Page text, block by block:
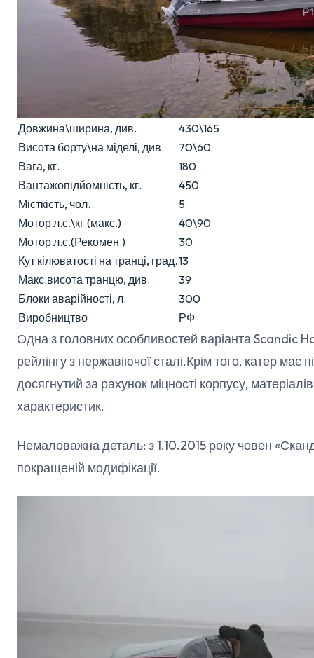
Довжина\ширина, див.
430\165
Висота борту\на міделі, див.
70\60
Вага, кг.
180
Вантажопідйомність, кг.
450
Місткість, чол.
5
Мотор л.с.\кг.(макс.)
40\90
Мотор л.с.(Рекомен.)
30
Кут кілюватості на транці, град.13
Макс.висота транцю, див.
39
Блоки аварійності, л.
300
Виробництво
РФ
Одна з головних особливостей варіанта Scandic
рейлінгу з нержавіючої сталі.Крім того, катер має
досягнутий за рахунок міцності корпусу,
характеристик.
Немаловажна деталь: з 1.10.2015 року човен
покращеній модифікації.